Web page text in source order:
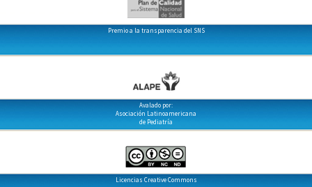
Premio a la transparencia del SNS
Avalado por:
Asociación Latinoamericana
de Pediatría
Licencias Creative Commons